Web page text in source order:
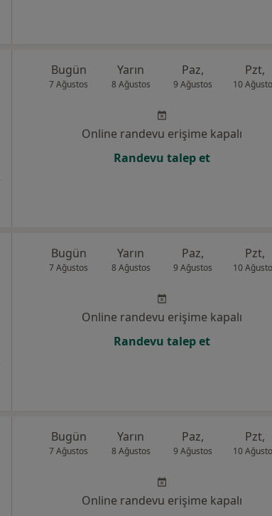
Bugün
7 Ağustos
Yarın
8 Ağustos
Paz,
9 Ağustos
Pzt,
10
Online randevu erişime kapalı
Randevu talep et
Bugün
7 Ağustos
Yarın
8 Ağustos
Paz,
9 Ağustos
Pzt,
10
Online randevu erişime kapalı
Randevu talep et
Bugün
7 Ağustos
Yarın
8 Ağustos
Paz,
9 Ağustos
Pzt,
10
Online randevu erişime kapalı